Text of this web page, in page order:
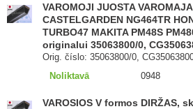
VAROMOJI JUOSTA
CASTELGARDEN NG464TR
TURBO47 MAKITA PM48S
originalui 35063800/0,
Orig. číslo: 35063800/0,
Noliktavā
0948
VAROSIOS V formos DIRŽAS,